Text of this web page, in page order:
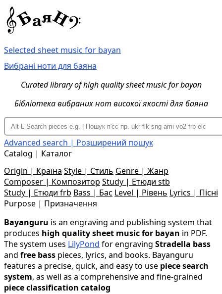
Selected sheet music for bayan
Вибрані ноти для баяна
Curated library of high quality sheet music for bayan
Бібліотека вибраних нот високої якості для баяна
Advanced search | Розширений пошук
Catalog | Каталог
Origin | Країна Style | Стиль Genre | Жанр
Composer | Композитор Study | Етюди stb
Study | Етюди frb Bass | Бас Level | Рівень Lyrics | Пісні
Purpose | Призначення
Bayanguru is an engraving and publishing system that
produces high quality sheet music for bayan in PDF.
The system uses LilyPond for engraving Stradella bass
and free bass pieces, lyrics, and books. Bayanguru
features a precise, quick, and easy to use piece search
system, as well as a comprehensive and fine-grained
piece classification catalog